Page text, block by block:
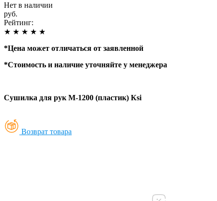
Нет в наличии
руб.
Рейтинг:
★ ★ ★ ★ ★
*Цена может отличаться от заявленной
*Стоимость и наличие уточняйте у менеджера
Cушилка для рук М-1200 (пластик) Кsi
Возврат товара